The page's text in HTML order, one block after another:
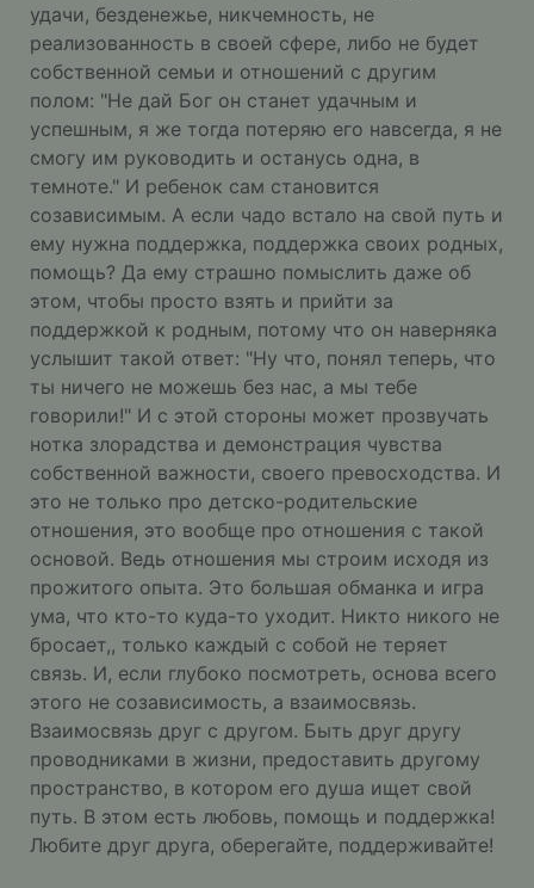
удачи, безденежье, никчемность, не
реализованность в своей сфере, либо не будет
собственной семьи и отношений с другим
полом: "Не дай Бог он станет удачным и
успешным, я же тогда потеряю его навсегда, я не
смогу им руководить и останусь одна, в
темноте." И ребенок сам становится
созависимым. А если чадо встало на свой путь и
ему нужна поддержка, поддержка своих родных,
помощь? Да ему страшно помыслить даже об
этом, чтобы просто взять и прийти за
поддержкой к родным, потому что он наверняка
услышит такой ответ: "Ну что, понял теперь, что
ты ничего не можешь без нас, а мы тебе
говорили!" И с этой стороны может прозвучать
нотка злорадства и демонстрация чувства
собственной важности, своего превосходства. И
это не только про детско-родительские
отношения, это вообще про отношения с такой
основой. Ведь отношения мы строим исходя из
прожитого опыта. Это большая обманка и игра
ума, что кто-то куда-то уходит. Никто никого не
бросает,, только каждый с собой не теряет
связь. И, если глубоко посмотреть, основа всего
этого не созависимость, а взаимосвязь.
Взаимосвязь друг с другом. Быть друг другу
проводниками в жизни, предоставить другому
пространство, в котором его душа ищет свой
путь. В этом есть любовь, помощь и поддержка!
Любите друг друга, оберегайте, поддерживайте!